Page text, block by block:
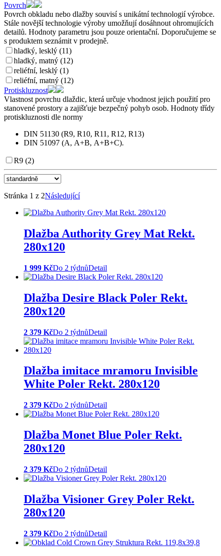
Povrch
Povrch obkladu nebo dlažby souvisí s unikátní technologií výrobce.
Stále novější technologie výroby umožňují dosáhnout ohromujících
detailů. Hodnoty parametru jsou pouze orientační. Doporučujeme se
s produktem seznámit v prodejně.
hladký, lesklý (11)
hladký, matný (12)
reliéfní, lesklý (1)
reliéfní, matný (12)
Protiskluznost
Vlastnost povrchu dlaždic, která určuje vhodnost jejich použití pro
stanovené prostory a zajišťuje bezpečný pohyb osob. Hodnoty třídy
protiskluznosti dle normy
DIN 51130 (R9, R10, R11, R12, R13)
DIN 51097 (A, A+B, A+B+C).
R9 (2)
Stránka 1 z 2Následující
Dlažba Authority Grey Mat Rekt.
280x120
1 999 KčDo 2 týdnůDetail
Dlažba Desire Black Poler Rekt.
280x120
2 379 KčDo 2 týdnůDetail
Dlažba imitace mramoru Invisible
White Poler Rekt. 280x120
2 379 KčDo 2 týdnůDetail
Dlažba Monet Blue Poler Rekt.
280x120
2 379 KčDo 2 týdnůDetail
Dlažba Visioner Grey Poler Rekt.
280x120
2 379 KčDo 2 týdnůDetail